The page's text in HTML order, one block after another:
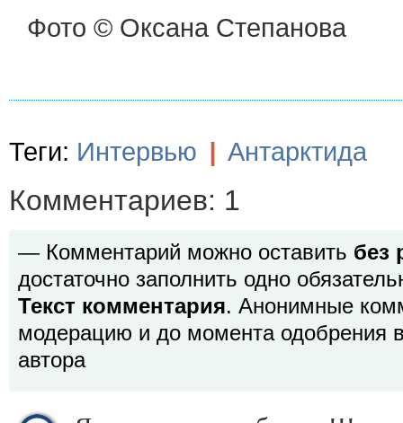
Фото © Оксана Степанова
Теги: Интервью | Антарктида
Комментариев: 1
— Комментарий можно оставить без
достаточно заполнить одно
Текст комментария. Анонимные
модерацию и до момента одобрения
автора